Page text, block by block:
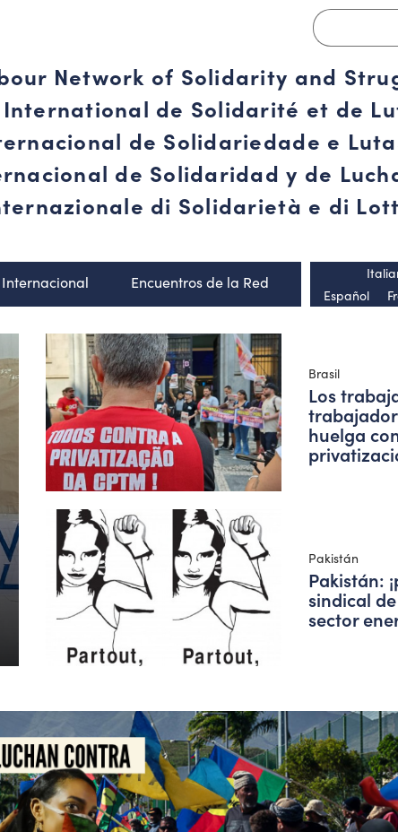
Network of Solidarity and
International de Solidarité et de
de Solidariedade e
de Solidaridad y de
di Solidarietà e di
Internacional Encuentros de la Red
Español
Brasil
Los
huelga
Pakistán
Pakistán:
sindical
sector